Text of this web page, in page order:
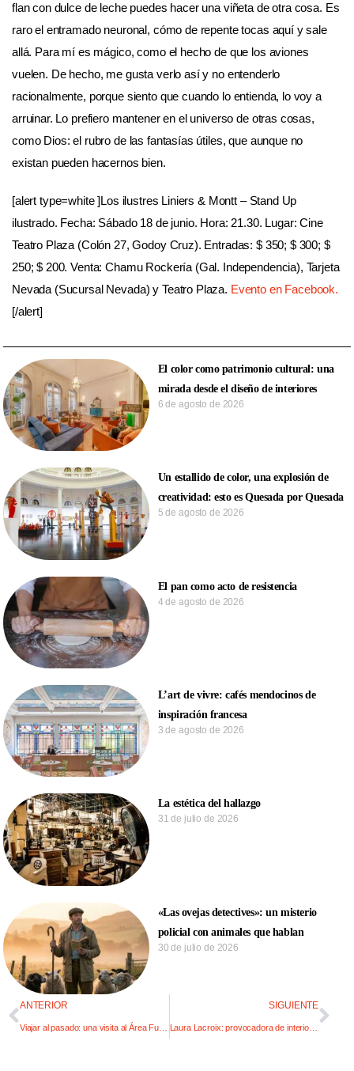
flan con dulce de leche puedes hacer una viñeta de otra cosa. Es
raro el entramado neuronal, cómo de repente tocas aquí y sale
allá. Para mí es mágico, como el hecho de que los aviones
vuelen. De hecho, me gusta verlo así y no entenderlo
racionalmente, porque siento que cuando lo entienda, lo voy a
arruinar. Lo prefiero mantener en el universo de otras cosas,
como Dios: el rubro de las fantasías útiles, que aunque no
existan pueden hacernos bien.
[alert type=white ]Los ilustres Liniers & Montt – Stand Up
ilustrado. Fecha: Sábado 18 de junio. Hora: 21.30. Lugar: Cine
Teatro Plaza (Colón 27, Godoy Cruz). Entradas: $ 350; $ 300; $
250; $ 200. Venta: Chamu Rockería (Gal. Independencia), Tarjeta
Nevada (Sucursal Nevada) y Teatro Plaza. Evento en Facebook.
[/alert]
El color como patrimonio cultural: una
mirada desde el diseño de interiores
6 de agosto de 2026
Un estallido de color, una explosión de
creatividad: esto es Quesada por Quesada
5 de agosto de 2026
El pan como acto de resistencia
4 de agosto de 2026
L’art de vivre: cafés mendocinos de
inspiración francesa
3 de agosto de 2026
La estética del hallazgo
31 de julio de 2026
«Las ovejas detectives»: un misterio
policial con animales que hablan
30 de julio de 2026
ANTERIOR SIGUIENTE
Laura Lacroix: provocadora de interiores